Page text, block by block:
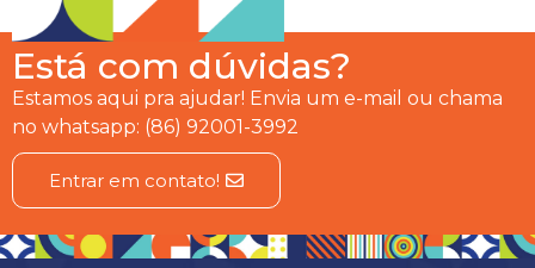
Está com dúvidas?
Estamos aqui pra ajudar! Envia um e-mail ou chama
no whatsapp: (86) 92001-3992
Entrar em contato!